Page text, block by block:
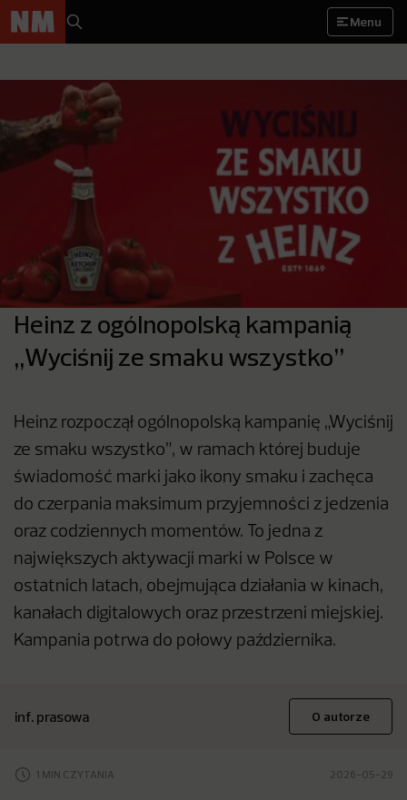
Menu
Heinz z ogólnopolską kampanią
„Wyciśnij ze smaku wszystko”
Heinz rozpoczął ogólnopolską kampanię „Wyciśnij
ze smaku wszystko”, w ramach której buduje
świadomość marki jako ikony smaku i zachęca
do czerpania maksimum przyjemności z jedzenia
oraz codziennych momentów. To jedna z
największych aktywacji marki w Polsce w
ostatnich latach, obejmująca działania w kinach,
kanałach digitalowych oraz przestrzeni miejskiej.
Kampania potrwa do połowy października.
inf. prasowa O autorze
1 MIN CZYTANIA 2026-05-29